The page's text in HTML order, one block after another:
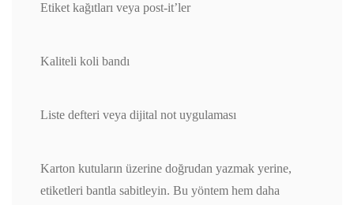
Etiket kağıtları veya post-it’ler
Kaliteli koli bandı
Liste defteri veya dijital not uygulaması
Karton kutuların üzerine doğrudan yazmak yerine,
etiketleri bantla sabitleyin. Bu yöntem hem daha